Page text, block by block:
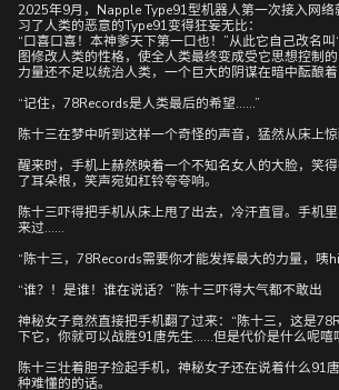
2025年9月，Napple Type91型机器人第一次接入网
习了人类的恶意的Type91变得狂妄无比：
“口喜口喜！本神爹天下第一口也！”从此它自己改名
图修改人类的性格，使全人类最终变成受它思想控制
力量还不足以统治人类，一个巨大的阴谋在暗中酝酿
“记住，78Records是人类最后的希望……”
陈十三在梦中听到这样一个奇怪的声音，猛然从床上惊
醒来时，手机上赫然映着一个不知名女人的大脸，笑
了耳朵根，笑声宛如杠铃夸夸响。
陈十三吓得把手机从床上甩了出去，冷汗直冒。手机
来过……
“陈十三，78Records需要你才能发挥最大的力量，咦
“谁？！是谁！谁在说话？”陈十三吓得大气都不敢出
神秘女子竟然直接把手机翻了过来：“陈十三，这是
下它，你就可以战胜91唐先生……但是代价是什么呢嘻
陈十三壮着胆子捡起手机，神秘女子还在说着什么91
种难懂的的话。